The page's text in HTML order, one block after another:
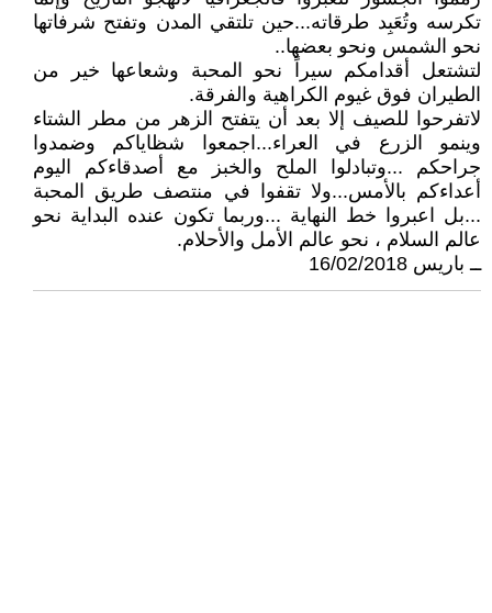
تكرسه وتُعَبِد طرقاته...حين تلتقي المدن وتفتح شرفاتها
نحو الشمس ونحو بعضها..
لتشتعل أقدامكم سيراً نحو المحبة وشعاعها خير من
الطيران فوق غيوم الكراهية والفرقة.
لاتفرحوا للصيف إلا بعد أن يتفتح الزهر من مطر الشتاء
وينمو الزرع في العراء...اجمعوا شظاياكم وضمدوا
جراحكم ...وتبادلوا الملح والخبز مع أصدقاءكم اليوم
أعداءكم بالأمس...ولا تقفوا في منتصف طريق المحبة
...بل اعبروا خط النهاية ...وربما تكون عنده البداية نحو
عالم السلام ، نحو عالم الأمل والأحلام.
ــ باريس 16/02/2018